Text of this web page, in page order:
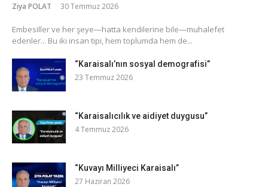
Ziya POLAT 30 Temmuz 2026
​Embesiller ve her şeye—hatta kendilerine bile—muhalefet
edenler... Bu iki insan tipi, hem toplumda hem de...
“Karaisalı’nın sosyal demografisi”
23 Temmuz 2026
“Karaisalıcılık ve aidiyet duygusu”
4 Temmuz 2026
“Kuvayı Milliyeci Karaisalı”
27 Haziran 2026